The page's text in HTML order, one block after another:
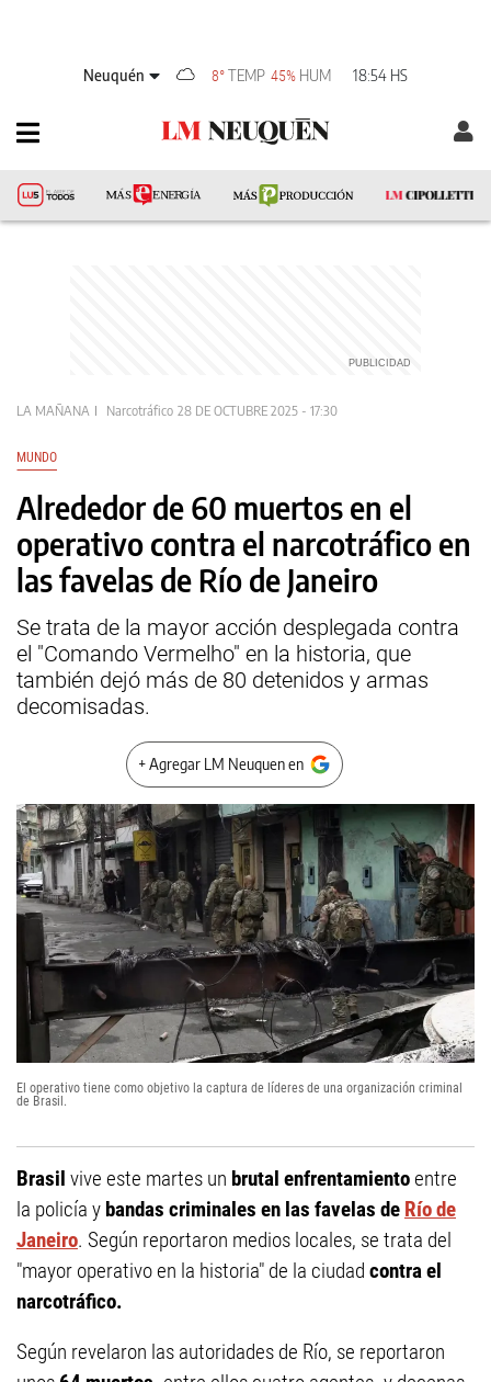
Neuquén 8° TEMP 45% HUM 18:54 HS
LA MAÑANA Narcotráfico 28 DE OCTUBRE 2025 - 17:30
MUNDO
Alrededor de 60 muertos en el
operativo contra el narcotráfico en
las favelas de Río de Janeiro
Se trata de la mayor acción desplegada contra
el "Comando Vermelho" en la historia, que
también dejó más de 80 detenidos y armas
decomisadas.
+ Agregar LM Neuquen en
El operativo tiene como objetivo la captura de líderes de una organización criminal
de Brasil.
Brasil vive este martes un brutal enfrentamientoentre
la policía y bandas criminales en las favelas de Río de
Janeiro. Según reportaron medios locales, se trata del
"mayor operativo en la historia" de la ciudad contra el
narcotráfico.
Según revelaron las autoridades de Río, se reportaron